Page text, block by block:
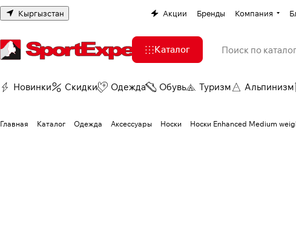
Кыргызстан Акции Бренды Компания
Каталог
Новинки Скидки Одежда Обувь Туризм Альпинизм
Главная Каталог Одежда Аксессуары Носки Носки Enhanced Medium